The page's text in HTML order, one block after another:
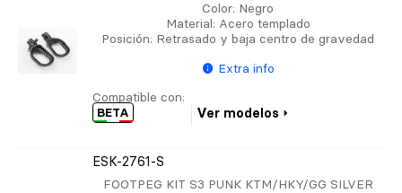
Color: Negro
Material: Acero templado
Posición: Retrasado y baja centro de gravedad
Extra info
Compatible con:
BETA
Ver modelos
ESK-2761-S
FOOTPEG KIT S3 PUNK KTM/HKY/GG SILVER